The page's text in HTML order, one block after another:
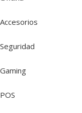
Accesorios
Seguridad
Gaming
POS